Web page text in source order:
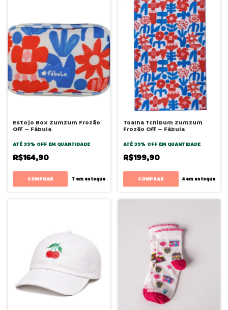
Estojo Box Zumzum Frozão
Off – Fábula
ATÉ 35% OFF EM QUANTIDADE
R$164,90
7em estoque
Toalha Tchibum Zumzum
Frozão Off – Fábula
ATÉ 35% OFF EM QUANTIDADE
R$199,90
4 em estoque